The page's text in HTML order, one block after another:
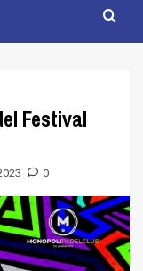
Festival
0